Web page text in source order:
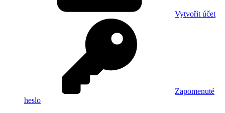
Vytvořit účet
Zapomenuté
heslo